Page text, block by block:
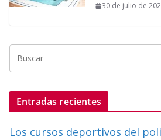
30 de julio de
Entradas recientes
Los cursos deportivos del